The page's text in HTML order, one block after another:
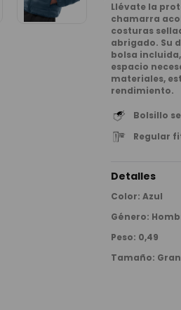
Llévate la
chamarra
costuras
abrigado. Su
bolsa
espacio
materiales,
rendimiento.
Bolsillo
Regular
Detalles
Color: Azul
Género:
Peso: 0,49
Tamaño: